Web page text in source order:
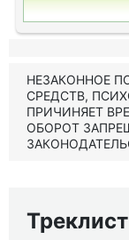
НЕЗАКОННОЕ
СРЕДСТВ,
ПРИЧИНЯЕТ
ОБОРОТ
Треклист